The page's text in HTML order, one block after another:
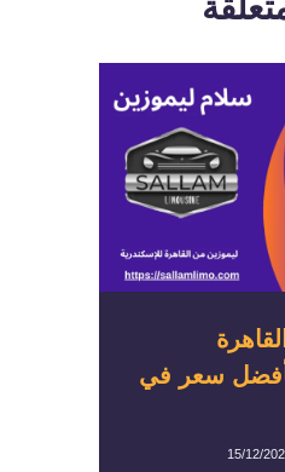
سعر في
15/12/